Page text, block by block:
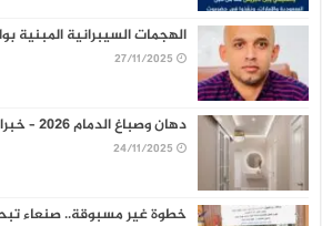
الهجمات السيبرانية المبنية
27/11/2025
دهان وصباغ الدمام 2026 – خبراء ديكورات وأصباغ الشرقية
24/11/2025
خطوة غير مسبوقة.. صنعاء